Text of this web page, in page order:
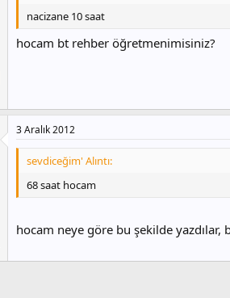
nacizane 10 saat
hocam bt rehber öğretmenimisiniz?
3 Aralık 2012
sevdiceğim' Alıntı:
68 saat hocam
hocam neye göre bu şekilde